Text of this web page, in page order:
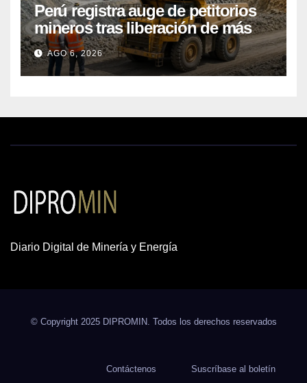
Perú registra auge de petitorios
mineros tras liberación de más
de mil concesiones para explorar
cobre y oro
AGO 6, 2026
Diario Digital de Minería y Energía
© Copyright 2025 DIPROMIN. Todos los derechos reservados
Contáctenos Suscríbase al boletín